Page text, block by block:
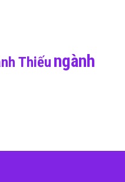
Thiếu ngành